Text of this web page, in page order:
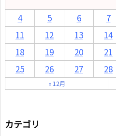
4
5 6 7
11
12 13 14
18
19 20 21
25
26 27 28
« 12月
カテゴリ